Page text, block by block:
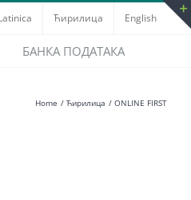
Ћирилица English
БАНКА ПОДАТАКА
Home Ћирилица ONLINE FIRST